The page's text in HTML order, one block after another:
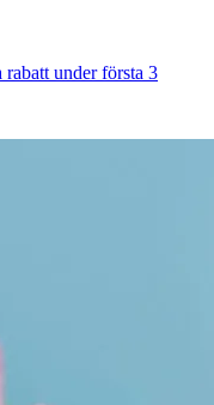
rabatt under första 3